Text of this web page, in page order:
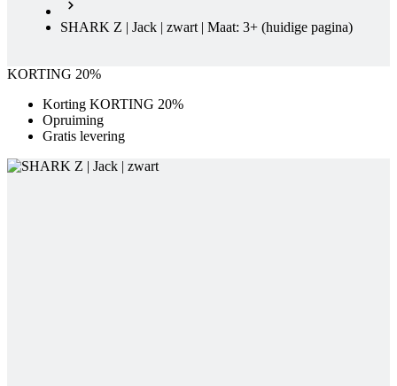
SHARK Z | Jack | zwart | Maat: 3+ (huidige pagina)
KORTING 20%
Korting KORTING 20%
Opruiming
Gratis levering